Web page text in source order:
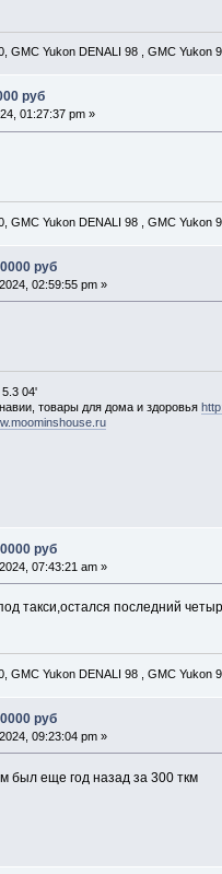
GMC Yukon DENALI 98 , GMC Yukon
руб
01:27:37 pm »
GMC Yukon DENALI 98 , GMC Yukon
руб
02:59:55 pm »
04'
товары для дома и здоровья
руб
07:43:21 am »
такси,остался последний
GMC Yukon DENALI 98 , GMC Yukon
руб
09:23:04 pm »
был еще год назад за 300 ткм